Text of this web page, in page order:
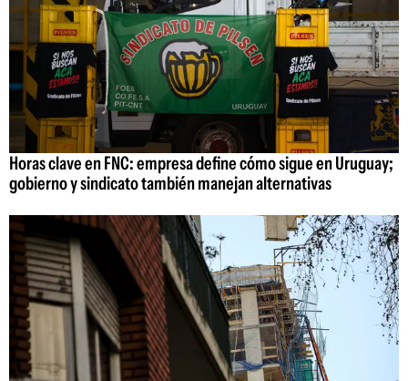
Horas clave en FNC: empresa define cómo sigue en Uruguay;
gobierno y sindicato también manejan alternativas